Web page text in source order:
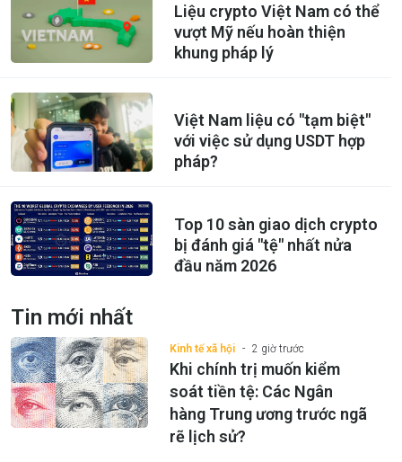
Liệu crypto Việt Nam có thể
vượt Mỹ nếu hoàn thiện
khung pháp lý
Việt Nam liệu có "tạm biệt"
với việc sử dụng USDT hợp
pháp?
Top 10 sàn giao dịch crypto
bị đánh giá "tệ" nhất nửa
đầu năm 2026
Tin mới nhất
Kinh tế xã hội 2 giờ trước
Khi chính trị muốn kiểm
soát tiền tệ: Các Ngân
hàng Trung ương trước ngã
rẽ lịch sử?